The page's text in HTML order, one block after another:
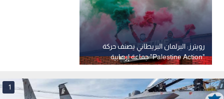
رويترز: البرلمان البريطاني يصنف حركة
"Palestine Action" جماعة إرهابية
1